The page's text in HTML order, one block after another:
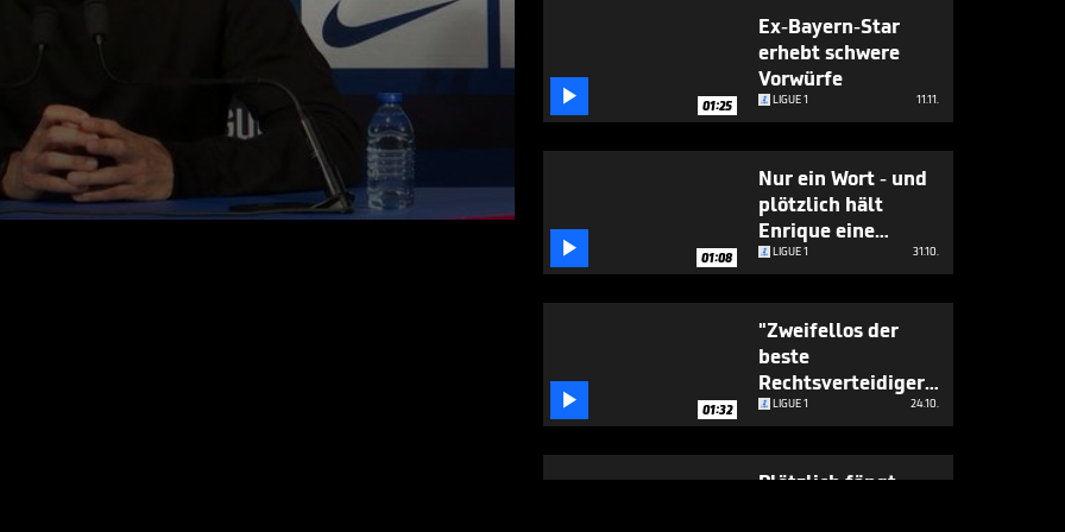
11.05.26
 01:25
Ex-Bayern-Star
erhebt schwere
Vorwürfe
LIGUE 1 11.11.
 01:08
Nur ein Wort - und
plötzlich hält
Enrique eine
flammende Rede
LIGUE 1 31.10.
 01:32
"Zweifellos der
beste
Rechtsverteidiger
der Welt"
LIGUE 1 24.10.
Plötzlich fängt